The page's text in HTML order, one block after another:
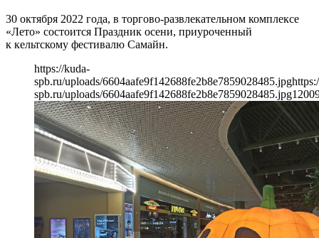
30 октября 2022 года, в торгово-развлекательном комплексе
«Лето» состоится Праздник осени, приуроченный
к кельтскому фестивалю Самайн.
https://kuda-
spb.ru/uploads/6604aafe9f142688fe2b8e7859028485.jpg
spb.ru/uploads/6604aafe9f142688fe2b8e7859028485.jpg1200